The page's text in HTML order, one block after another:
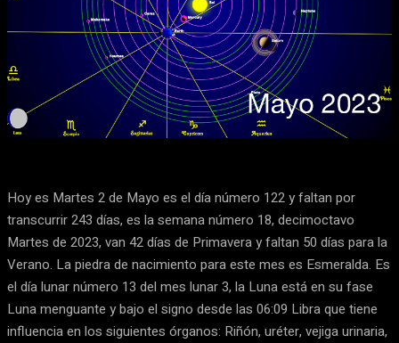
Facebook Pinterest WhatsApp
Hoy es Martes 2 de Mayo es el día número 122 y faltan por
transcurrir 243 días, es la semana número 18, decimoctavo
Martes de 2023, van 42 días de Primavera y faltan 50 días para la
Verano. La piedra de nacimiento para este mes es Esmeralda. Es
el día lunar número 13 del mes lunar 3, la Luna está en su fase
Luna menguante y bajo el signo desde las 06:09 Libra que tiene
influencia en los siguientes órganos: Riñón, uréter, vejiga urinaria,